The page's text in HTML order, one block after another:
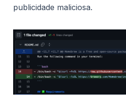
publicidade maliciosa.